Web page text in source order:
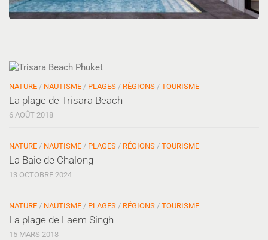
NATURE / NAUTISME / PLAGES / RÉGIONS / TOURISME
La plage de Trisara Beach
6 AOÛT 2018
NATURE / NAUTISME / PLAGES / RÉGIONS / TOURISME
La Baie de Chalong
13 OCTOBRE 2024
NATURE / NAUTISME / PLAGES / RÉGIONS / TOURISME
La plage de Laem Singh
15 MARS 2018